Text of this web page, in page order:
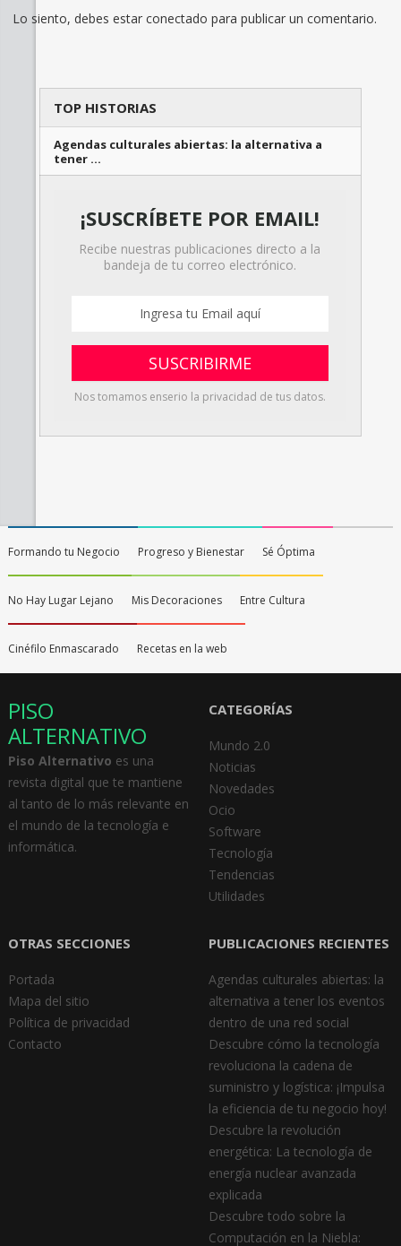
Lo siento, debes estar conectado para publicar un comentario.
TOP HISTORIAS
Agendas culturales abiertas: la alternativa a
tener …
¡SUSCRÍBETE POR EMAIL!
Recibe nuestras publicaciones directo a la
bandeja de tu correo electrónico.
Nos tomamos enserio la privacidad de tus datos.
Formando tu Negocio Progreso y Bienestar Sé Óptima
No Hay Lugar Lejano Mis Decoraciones Entre Cultura
Cinéfilo Enmascarado Recetas en la web
PISO
ALTERNATIVO
Piso Alternativo es una
revista digital que te mantiene
al tanto de lo más relevante en
el mundo de la tecnología e
informática.
CATEGORÍAS
Mundo 2.0
Noticias
Novedades
Ocio
Software
Tecnología
Tendencias
Utilidades
OTRAS SECCIONES
Portada
Mapa del sitio
Política de privacidad
Contacto
PUBLICACIONES RECIENTES
Agendas culturales abiertas: la
alternativa a tener los eventos
dentro de una red social
Descubre cómo la tecnología
revoluciona la cadena de
suministro y logística: ¡Impulsa
la eficiencia de tu negocio hoy!
Descubre la revolución
energética: La tecnología de
energía nuclear avanzada
explicada
Descubre todo sobre la
Computación en la Niebla: